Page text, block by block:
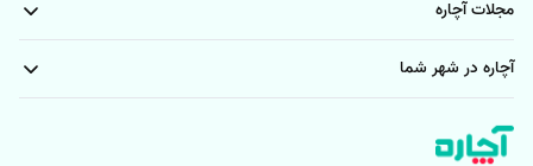
مجلات آچاره
آچاره در شهر شما